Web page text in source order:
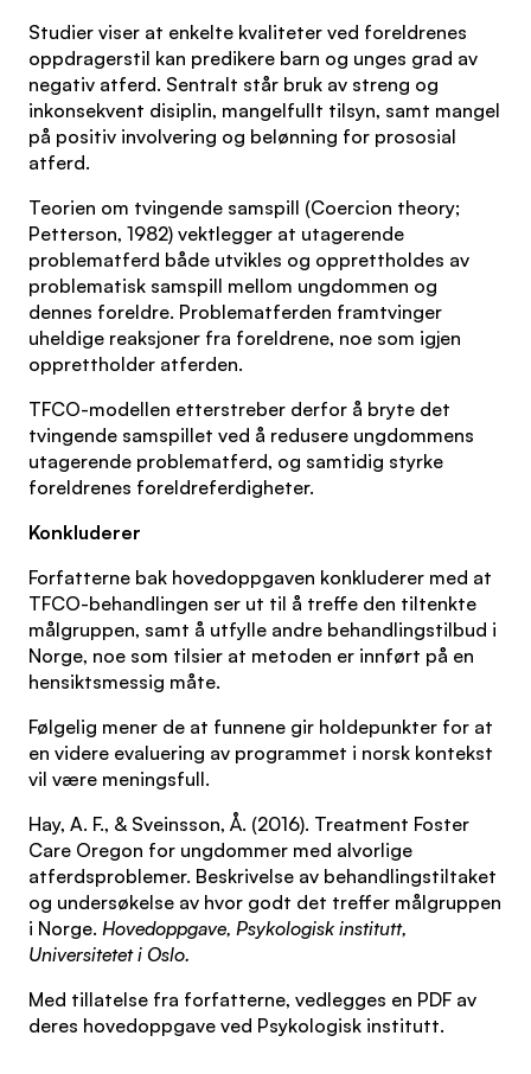
Studier viser at enkelte kvaliteter ved foreldrenes
oppdragerstil kan predikere barn og unges grad av
negativ atferd. Sentralt står bruk av streng og
inkonsekvent disiplin, mangelfullt tilsyn, samt mangel
på positiv involvering og belønning for prososial
atferd.
Teorien om tvingende samspill (Coercion theory;
Petterson, 1982) vektlegger at utagerende
problematferd både utvikles og opprettholdes av
problematisk samspill mellom ungdommen og
dennes foreldre. Problematferden framtvinger
uheldige reaksjoner fra foreldrene, noe som igjen
opprettholder atferden.
TFCO-modellen etterstreber derfor å bryte det
tvingende samspillet ved å redusere ungdommens
utagerende problematferd, og samtidig styrke
foreldrenes foreldreferdigheter.
Konkluderer
Forfatterne bak hovedoppgaven konkluderer med at
TFCO-behandlingen ser ut til å treffe den tiltenkte
målgruppen, samt å utfylle andre behandlingstilbud i
Norge, noe som tilsier at metoden er innført på en
hensiktsmessig måte.
Følgelig mener de at funnene gir holdepunkter for at
en videre evaluering av programmet i norsk kontekst
vil være meningsfull.
Hay, A. F., & Sveinsson, Å. (2016). Treatment Foster
Care Oregon for ungdommer med alvorlige
atferdsproblemer. Beskrivelse av behandlingstiltaket
og undersøkelse av hvor godt det treffer målgruppen
i Norge. Hovedoppgave, Psykologisk institutt,
Universitetet i Oslo.
Med tillatelse fra forfatterne, vedlegges en PDF av
deres hovedoppgave ved Psykologisk institutt.